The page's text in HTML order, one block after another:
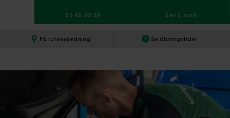
Få rutevejledning​ Se åbningstider​
56 65 83 20 Send mail​